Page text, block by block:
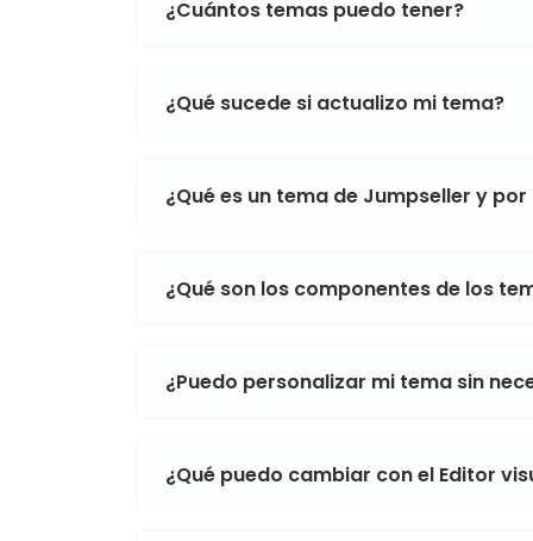
¿Cuántos temas puedo tener?
¿Qué sucede si actualizo mi tema?
¿Qué es un tema de Jumpseller y
¿Qué son los componentes de los
¿Puedo personalizar mi tema sin
¿Qué puedo cambiar con el Editor